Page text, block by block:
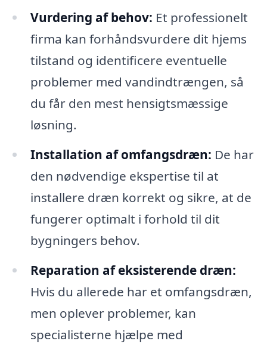
Vurdering af behov: Et professionelt
firma kan forhåndsvurdere dit hjems
tilstand og identificere eventuelle
problemer med vandindtrængen, så
du får den mest hensigtsmæssige
løsning.
Installation af omfangsdræn: De har
den nødvendige ekspertise til at
installere dræn korrekt og sikre, at de
fungerer optimalt i forhold til dit
bygningers behov.
Reparation af eksisterende dræn:
Hvis du allerede har et omfangsdræn,
men oplever problemer, kan
specialisterne hjælpe med